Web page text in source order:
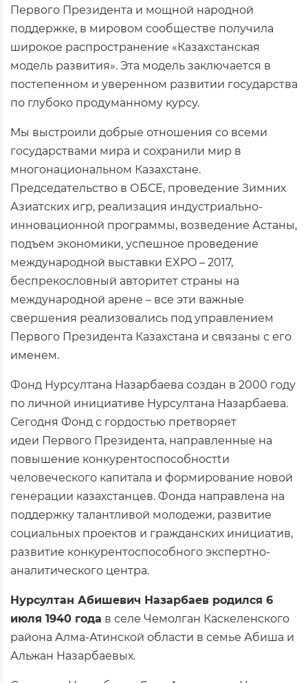
Первого Президента и мощной народной
поддержке, в мировом сообществе получила
широкое распространение «Казахстанская
модель развития». Эта модель заключается в
постепенном и уверенном развитии государства
по глубоко продуманному курсу.
Мы выстроили добрые отношения со всеми
государствами мира и сохранили мир в
многонациональном Казахстане.
Председательство в ОБСЕ, проведение Зимних
Азиатских игр, реализация индустриально-
инновационной программы, возведение Астаны,
подъем экономики, успешное проведение
международной выставки EXPO – 2017,
беспрекословный авторитет страны на
международной арене – все эти важные
свершения реализовались под управлением
Первого Президента Казахстана и связаны с его
именем.
Фонд Нурсултана Назарбаева создан в 2000 году
по личной инициативе Нурсултана Назарбаева.
Сегодня Фонд с гордостью претворяет
идеи Первого Президента, направленные на
повышение конкурентоспособностtи
человеческого капитала и формирование новой
генерации казахстанцев. Фонда направлена на
поддержку талантливой молодежи, развитие
социальных проектов и гражданских инициатив,
развитие конкурентоспособного экспертно-
аналитического центра.
Нурсултан Абишевич Назарбаев родился 6
июля 1940 года в селе Чемолган Каскеленского
района Алма-Атинской области в семье Абиша и
Альжан Назарбаевых.